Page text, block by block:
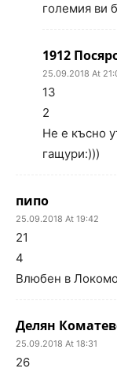
големия ви
1912
25.09.2018 At
13
2
Не е късно
гащури:)))
пипо
25.09.2018 At 19:42
21
4
Влюбен в
Делян
25.09.2018 At 18:31
26